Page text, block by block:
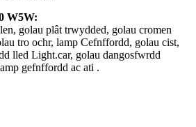
W5W:
golau plât trwydded, golau cromen
tro ochr, lamp Cefnffordd, golau cist,
lled Light.car, golau dangosfwrdd
gefnffordd ac ati .